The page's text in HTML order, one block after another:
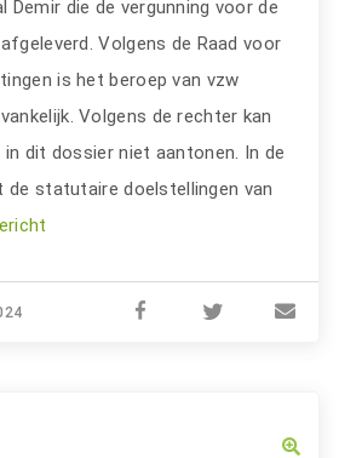
Demir die de vergunning voor de
Volgens de Raad voor
is het beroep van vzw
Volgens de rechter kan
in dit dossier niet aantonen. In de
statutaire doelstellingen van